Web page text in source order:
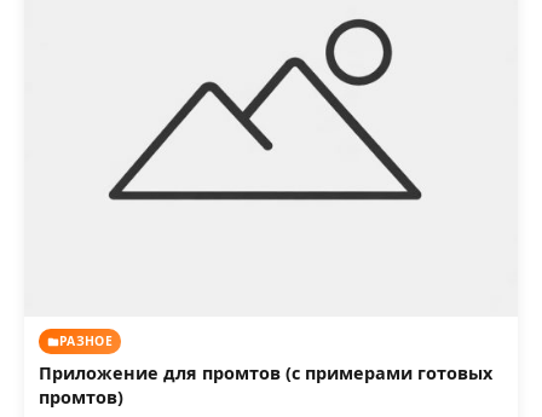
РАЗНОЕ
Приложение для промтов (с примерами готовых
промтов)